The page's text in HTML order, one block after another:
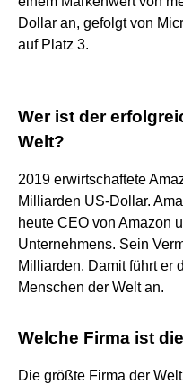
Dollar an, gefolgt von
auf Platz 3.
Wer ist der
Welt?
2019 erwirtschaftete
Milliarden US-Dollar.
heute CEO von Amazon
Unternehmens. Sein
Milliarden. Damit führt er
Menschen der Welt an.
Welche Firma ist
Die größte Firma der